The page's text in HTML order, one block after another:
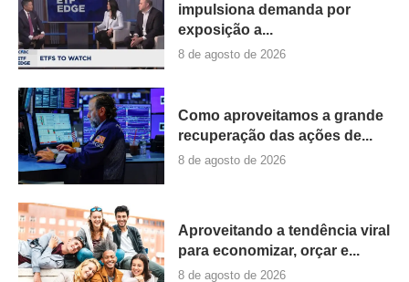
impulsiona demanda por
exposição a...
8 de agosto de 2026
Como aproveitamos a grande
recuperação das ações de...
8 de agosto de 2026
Aproveitando a tendência viral
para economizar, orçar e...
8 de agosto de 2026